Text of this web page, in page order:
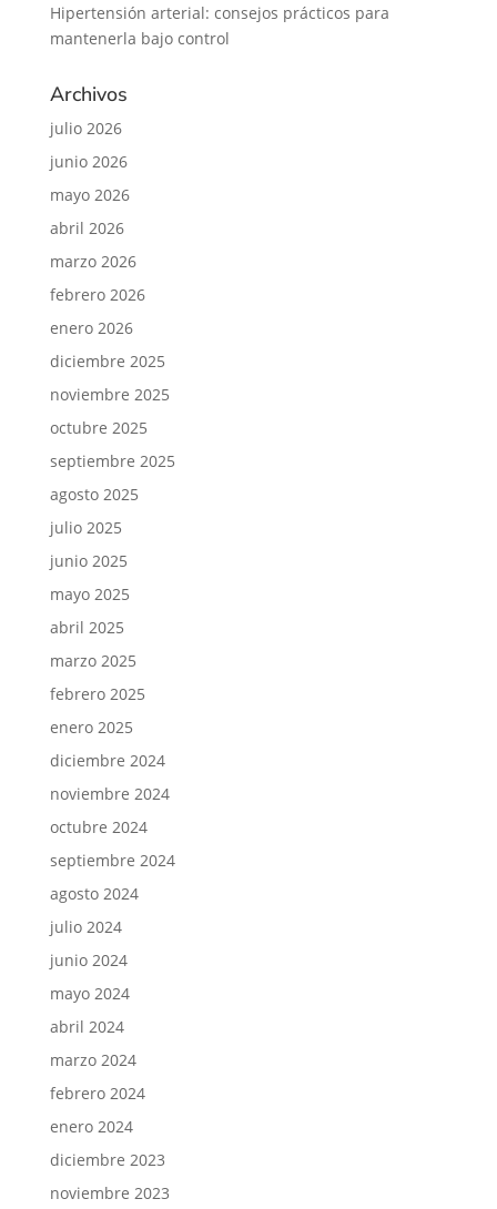
Hipertensión arterial: consejos prácticos para
mantenerla bajo control
Archivos
julio 2026
junio 2026
mayo 2026
abril 2026
marzo 2026
febrero 2026
enero 2026
diciembre 2025
noviembre 2025
octubre 2025
septiembre 2025
agosto 2025
julio 2025
junio 2025
mayo 2025
abril 2025
marzo 2025
febrero 2025
enero 2025
diciembre 2024
noviembre 2024
octubre 2024
septiembre 2024
agosto 2024
julio 2024
junio 2024
mayo 2024
abril 2024
marzo 2024
febrero 2024
enero 2024
diciembre 2023
noviembre 2023